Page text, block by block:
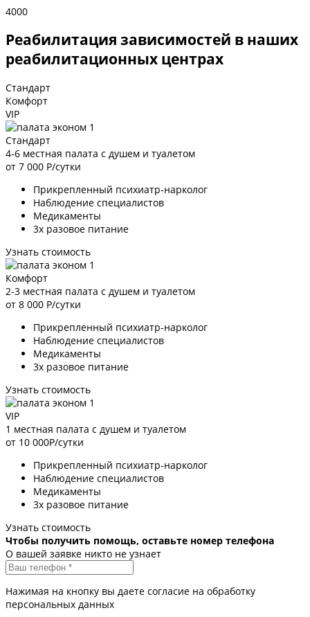
4000
Реабилитация зависимостей в наших
реабилитационных центрах
Стандарт
Комфорт
VIP
Стандарт
4-6 местная палата с душем и туалетом
от 7 000 Р/сутки
Прикрепленный психиатр-нарколог
Наблюдение специалистов
Медикаменты
3х разовое питание
Узнать стоимость
Комфорт
2-3 местная палата с душем и туалетом
от 8 000 Р/сутки
Прикрепленный психиатр-нарколог
Наблюдение специалистов
Медикаменты
3х разовое питание
Узнать стоимость
VIP
1 местная палата с душем и туалетом
от 10 000Р/сутки
Прикрепленный психиатр-нарколог
Наблюдение специалистов
Медикаменты
3х разовое питание
Узнать стоимость
Чтобы получить помощь, оставьте номер телефона
О вашей заявке никто не узнает
Нажимая на кнопку вы даете согласие на обработку
персональных данных